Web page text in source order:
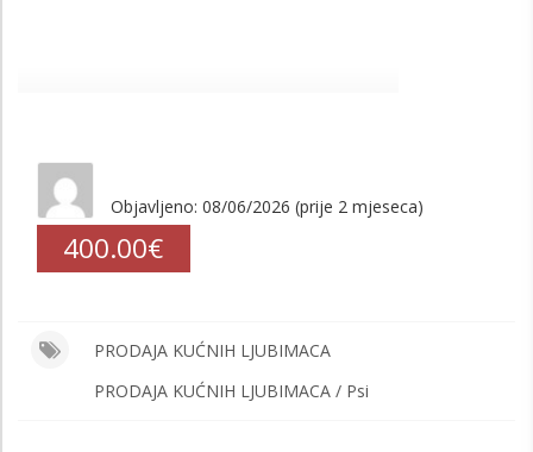
Objavljeno: 08/06/2026 (prije 2 mjeseca)
400.00€
PRODAJA KUĆNIH LJUBIMACA
PRODAJA KUĆNIH LJUBIMACA / Psi